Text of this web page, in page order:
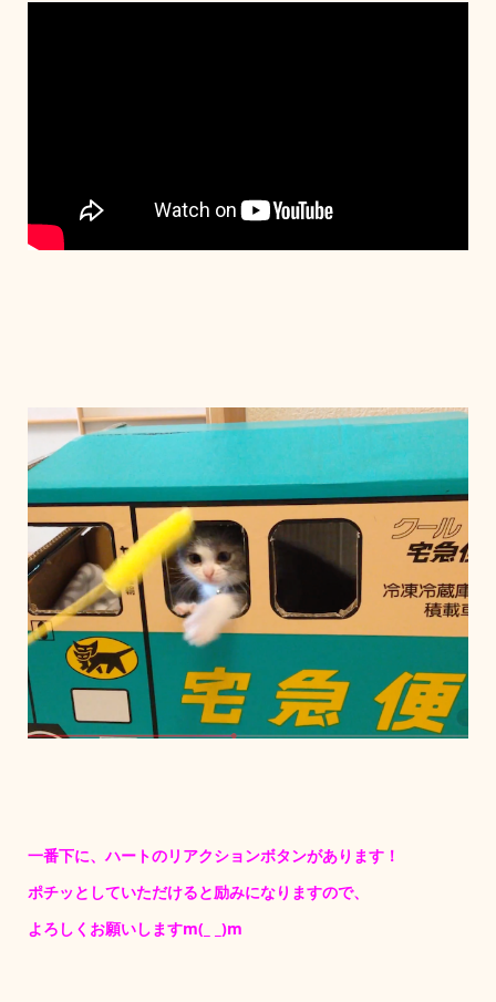
一番下に、ハートのリアクションボタンがあります！
ポチッとしていただけると励みになりますので、
よろしくお願いしますm(_ _)m